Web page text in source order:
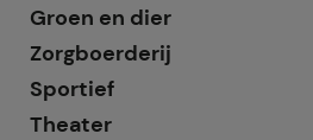
Groen en dier
Zorgboerderij
Sportief
Theater